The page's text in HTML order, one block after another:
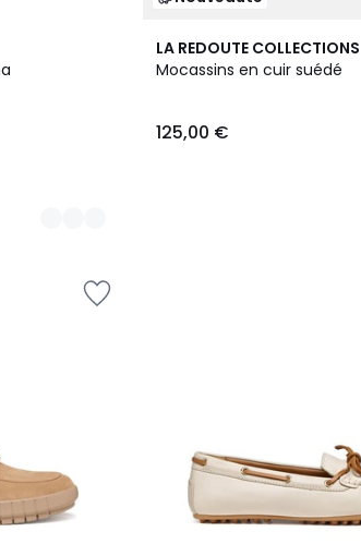
LA REDOUTE COLLECTIONS
Mocassins en cuir suédé
125,00 €
2
Couleurs